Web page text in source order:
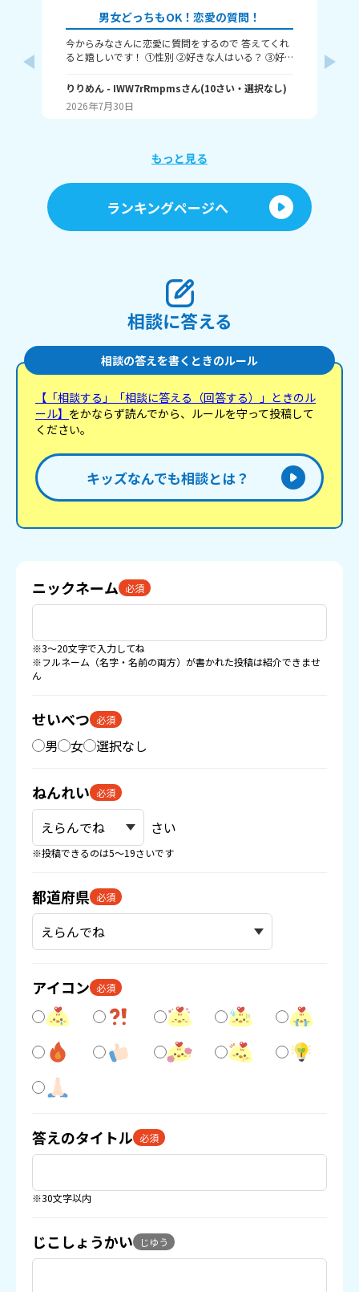
男女どっちもOK！恋愛の質問！
今からみなさんに恋愛に質問をするので 答えてくれ
ると嬉しいです！ ①性別 ②好きな人はいる？ ③好
か こんな感じだよっ！ ぜひ答えてくれると嬉しいで
す！ 最後まで見てくれてありがとう！ ではバイバ
イ！
りりめん - IWW7rRmpmsさん(10さい・ 選択なし)
2026年7月30日
もっと見る
ランキングページへ
相談に答える
相談の答えを書くときのルール
【「相談する」「相談に答える（回答する）」ときのル
ール】 をかならず読んでから、ルールを守って投稿して
ください。
キッズなんでも相談とは？
ニックネーム 必須
※3〜20文字で入力してね
※フルネーム（名字・名前の両方）が書かれた投稿は紹介できませ
ん
せいべつ 必須
男 女 選択なし
ねんれい 必須
さい
※投稿できるのは5〜19さいです
都道府県 必須
アイコン 必須
答えのタイトル 必須
※30文字以内
じこしょうかい じゆう